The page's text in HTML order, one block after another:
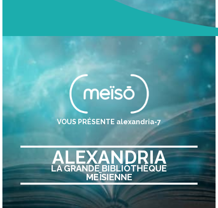
VOUS PRÉSENTE alexandria-7
ALEXANDRIA
LA GRANDE BIBLIŌTHÈQUE
MEÏSIENNE